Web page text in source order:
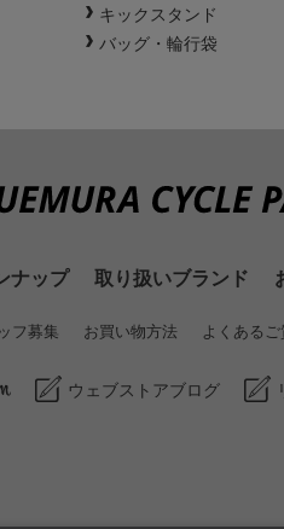
キックスタンド
バッグ・輪行袋
ナップ 取り扱いブランド
フ募集 お買い物方法 よくあるご
ウェブストアブログ